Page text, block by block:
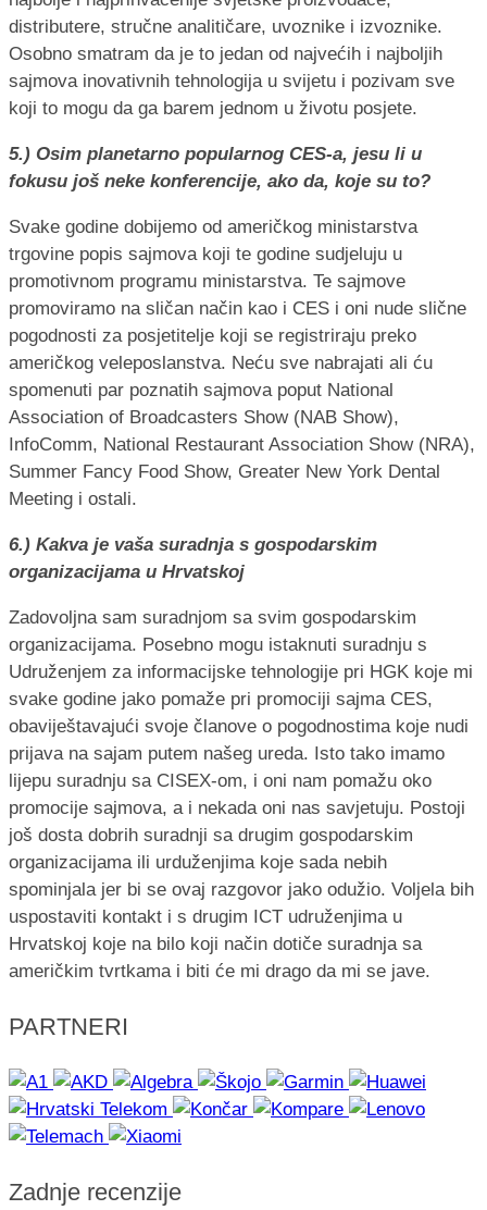
distributere, stručne analitičare, uvoznike i izvoznike.
Osobno smatram da je to jedan od najvećih i najboljih
sajmova inovativnih tehnologija u svijetu i pozivam sve
koji to mogu da ga barem jednom u životu posjete.
5.) Osim planetarno popularnog CES-a, jesu li u
fokusu još neke konferencije, ako da, koje su to?
Svake godine dobijemo od američkog ministarstva
trgovine popis sajmova koji te godine sudjeluju u
promotivnom programu ministarstva. Te sajmove
promoviramo na sličan način kao i CES i oni nude slične
pogodnosti za posjetitelje koji se registriraju preko
američkog veleposlanstva. Neću sve nabrajati ali ću
spomenuti par poznatih sajmova poput National
Association of Broadcasters Show (NAB Show),
InfoComm, National Restaurant Association Show (NRA),
Summer Fancy Food Show, Greater New York Dental
Meeting i ostali.
6.) Kakva je vaša suradnja s gospodarskim
organizacijama u Hrvatskoj
Zadovoljna sam suradnjom sa svim gospodarskim
organizacijama. Posebno mogu istaknuti suradnju s
Udruženjem za informacijske tehnologije pri HGK koje mi
svake godine jako pomaže pri promociji sajma CES,
obaviještavajući svoje članove o pogodnostima koje nudi
prijava na sajam putem našeg ureda. Isto tako imamo
lijepu suradnju sa CISEX-om, i oni nam pomažu oko
promocije sajmova, a i nekada oni nas savjetuju. Postoji
još dosta dobrih suradnji sa drugim gospodarskim
organizacijama ili urduženjima koje sada nebih
spominjala jer bi se ovaj razgovor jako odužio. Voljela bih
uspostaviti kontakt i s drugim ICT udruženjima u
Hrvatskoj koje na bilo koji način dotiče suradnja sa
američkim tvrtkama i biti će mi drago da mi se jave.
PARTNERI
Zadnje recenzije